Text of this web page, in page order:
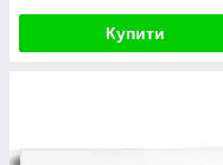
Купити